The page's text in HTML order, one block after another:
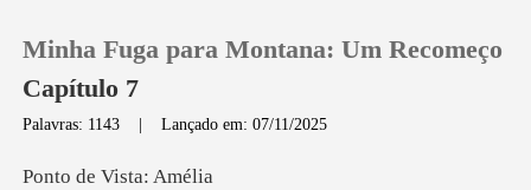
Minha Fuga para Montana: Um Recomeço
Capítulo 7
Palavras: 1143 |Lançado em: 07/11/2025
e Vista